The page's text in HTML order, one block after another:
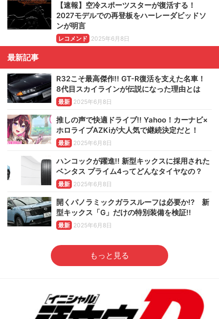
【速報】空冷スポーツスターが復活する！
2027モデルでの再登板をハーレーダビッドソ
ンが明言
レコメンド 2025年6月8日
最新記事
R32こそ最高傑作!! GT-R復活を支えた名車！
8代目スカイラインが伝説になった理由とは
最新 2025年6月8日
推しの声で快適ドライブ!! Yahoo！カーナビ×
ホロライブAZKiが大人気で継続決定だと！
最新 2025年6月8日
ハンコックが躍進!! 新型キックスに採用された
ベンタス プライム4ってどんなタイヤなの？
最新 2025年6月8日
開くパノラミックガラスルーフは必要か!? 新
型キックス「G」だけの特別装備を検証!!
最新 2025年6月8日
もっと見る